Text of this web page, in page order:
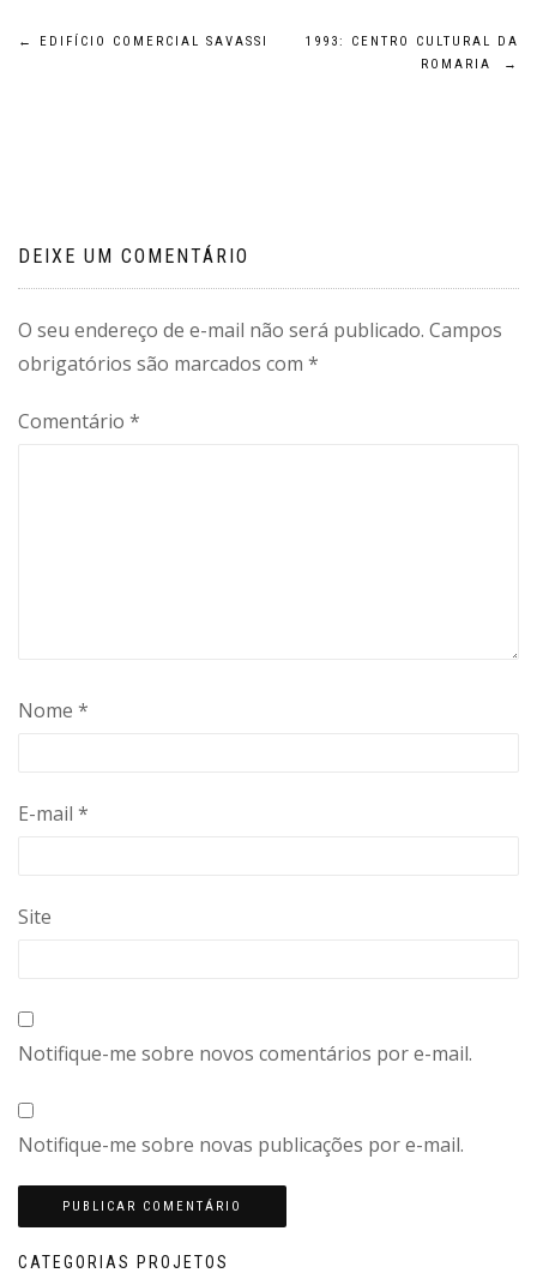
Navegação
← EDIFÍCIO COMERCIAL SAVASSI
1993: CENTRO CULTURAL DA
ROMARIA
→
DEIXE UM COMENTÁRIO
O seu endereço de e-mail não será publicado. Campos
obrigatórios são marcados com *
Comentário *
Nome *
E-mail *
Site
Notifique-me sobre novos comentários por e-mail.
Notifique-me sobre novas publicações por e-mail.
CATEGORIAS PROJETOS